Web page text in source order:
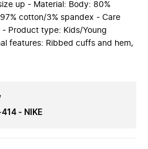
up - Material: Body: 80%
cotton/3% spandex - Care
Product type: Kids/Young
features: Ribbed cuffs and hem,
- NIKE